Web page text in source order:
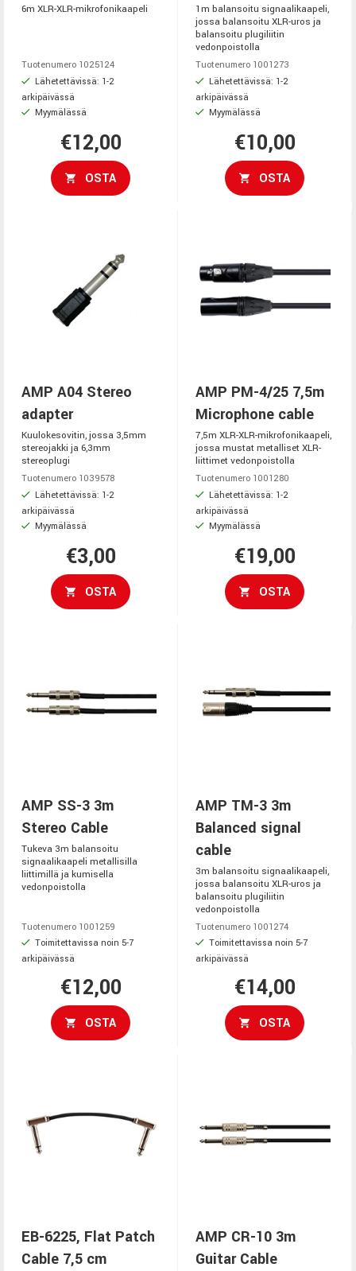
6m XLR-XLR-mikrofonikaapeli
Tuotenumero 1025124
Lähetettävissä: 1-2
arkipäivässä
Myymälässä
€12,00
OSTA
1m balansoitu signaalikaapeli,
jossa balansoitu XLR-uros ja
balansoitu plugiliitin
vedonpoistolla
Tuotenumero 1001273
Lähetettävissä: 1-2
arkipäivässä
Myymälässä
€10,00
OSTA
AMP A04 Stereo
adapter
Kuulokesovitin, jossa 3,5mm
stereojakki ja 6,3mm
stereoplugi
Tuotenumero 1039578
Lähetettävissä: 1-2
arkipäivässä
Myymälässä
€3,00
OSTA
AMP PM-4/25 7,5m
Microphone cable
7,5m XLR-XLR-mikrofonikaapeli,
jossa mustat metalliset XLR-
liittimet vedonpoistolla
Tuotenumero 1001280
Lähetettävissä: 1-2
arkipäivässä
Myymälässä
€19,00
OSTA
AMP SS-3 3m
Stereo Cable
Tukeva 3m balansoitu
signaalikaapeli metallisilla
liittimillä ja kumisella
vedonpoistolla
Tuotenumero 1001259
Toimitettavissa noin 5-7
arkipäivässä
€12,00
OSTA
AMP TM-3 3m
Balanced signal
cable
3m balansoitu signaalikaapeli,
jossa balansoitu XLR-uros ja
balansoitu plugiliitin
vedonpoistolla
Tuotenumero 1001274
Toimitettavissa noin 5-7
arkipäivässä
€14,00
OSTA
EB-6225, Flat Patch
Cable 7,5 cm
AMP CR-10 3m
Guitar Cable